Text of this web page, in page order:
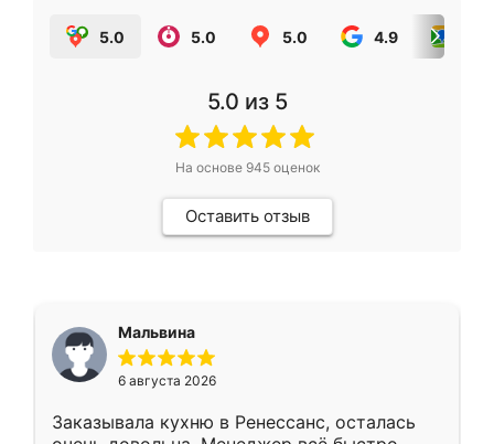
5.0 5.0 5.0 4.9
5.0 из 5
На основе 945оценок
Оставить отзыв
Мальвина
6 августа 2026
Заказывала кухню в Ренессанс, осталась